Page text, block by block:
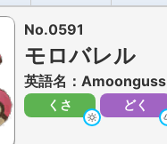
No.0591
モロバレル
英語名：Amoonguss
くさ どく